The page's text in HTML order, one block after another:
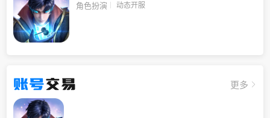
角色扮演 动态开服
账号交易 更多